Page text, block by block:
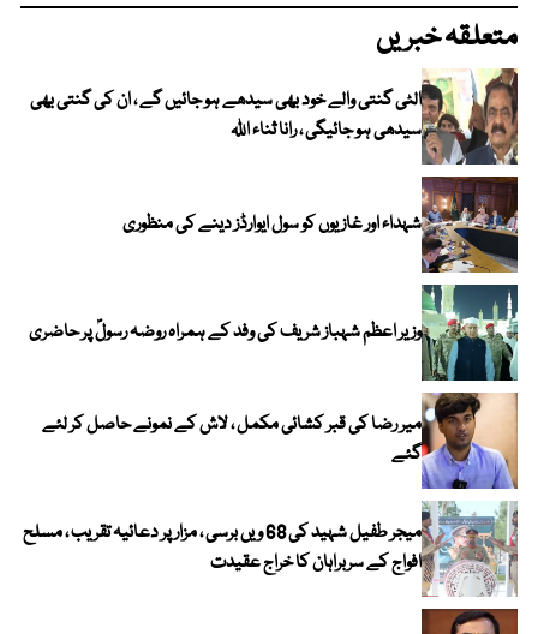
متعلقہ خبریں
الٹی گنتی والے خود بھی سیدھے ہو جائیں گے ، ان کی گنتی بھی
سیدھی ہو جائیگی ، رانا ثناء اللہ
شہداء اور غازیوں کو سول ایوارڈز دینے کی منظوری
وزیر اعظم شہباز شریف کی وفد کے ہمراہ روضہ رسولؐ پر حاضری
میر رضا کی قبر کشائی مکمل ، لاش کے نمونے حاصل کر لئے
گئے
میجر طفیل شہید کی 68 ویں برسی ، مزار پر دعائیہ تقریب ، مسلح
افواج کے سربراہان کا خراج عقیدت